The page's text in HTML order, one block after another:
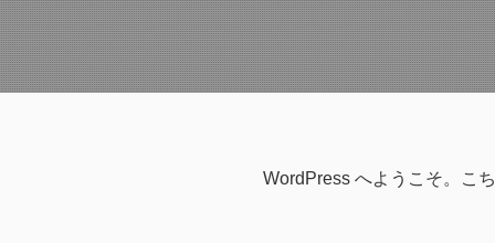
WordPress へようこそ。こ